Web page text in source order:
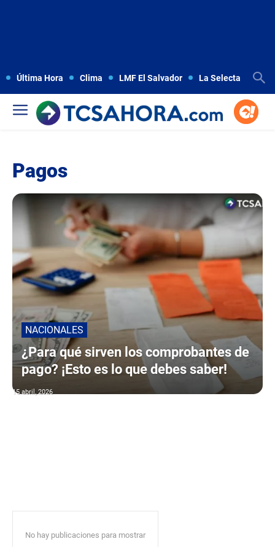
Última Hora Clima LMF El Salvador La Selecta
Pagos
NACIONALES
¿Para qué sirven los comprobantes de
pago? ¡Esto es lo que debes saber!
15 abril, 2026
No hay publicaciones para mostrar